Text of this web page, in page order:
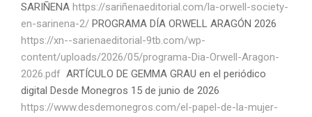
SARIÑENA https://sariñenaeditorial.com/la-orwell-society-
en-sarinena-2/ PROGRAMA DÍA ORWELL ARAGÓN 2026
https://xn--sarienaeditorial-9tb.com/wp-
content/uploads/2026/05/programa-Dia-Orwell-Aragon-
2026.pdf ARTÍCULO DE GEMMA GRAU en el periódico
digital Desde Monegros 15 de junio de 2026
https://www.desdemonegros.com/el-papel-de-la-mujer-